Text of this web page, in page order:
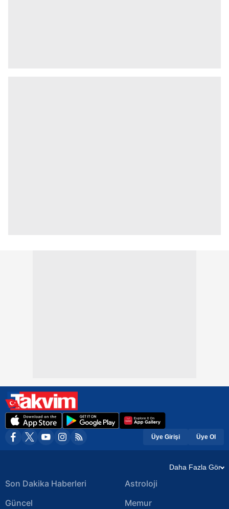
Üye Girişi Üye Ol
Daha Fazla Gör
Son Dakika Haberleri
Güncel
Astroloji
Memur